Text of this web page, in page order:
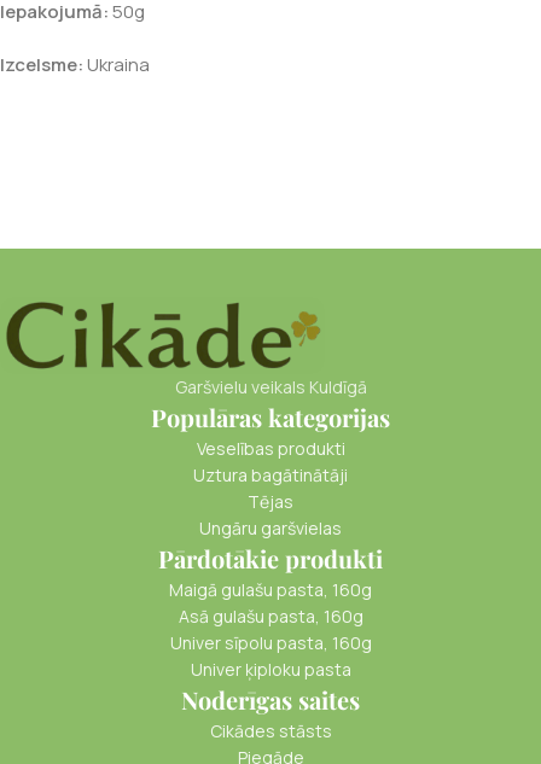
Iepakojumā:50g
Izcelsme:Ukraina
Garšvielu veikals Kuldīgā
Populāras kategorijas
Veselības produkti
Uztura bagātinātāji
Tējas
Ungāru garšvielas
Pārdotākie produkti
Maigā gulašu pasta, 160g
Asā gulašu pasta, 160g
Univer sīpolu pasta, 160g
Univer ķiploku pasta
Noderīgas saites
Cikādes stāsts
Piegāde